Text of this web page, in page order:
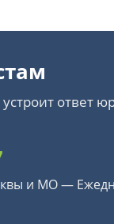
ответ
и МО —